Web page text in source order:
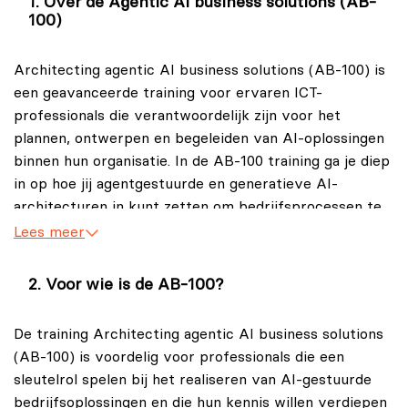
100)
Architecting agentic AI business solutions (AB-100) is
een geavanceerde training voor ervaren ICT-
professionals die verantwoordelijk zijn voor het
plannen, ontwerpen en begeleiden van AI-oplossingen
binnen hun organisatie. In de AB-100 training ga je diep
in op hoe jij agentgestuurde en generatieve AI-
architecturen in kunt zetten om bedrijfsprocessen te
verbeteren en te innoveren.
business solutions (AB-100) niet alleen hoe AI-
architectuurkeuzes kunt maken, hoe jij governance-
principes toe kunt passen, hoe jij
kosten-/batenanalyses uit kunt voeren en hoe jij de
levenscyclus van AI-oplossingen kunt beheren.
Lees meer
Voor wie is de AB-100?
De training Architecting agentic AI business solutions
(AB-100) is voordelig voor professionals die een
sleutelrol spelen bij het realiseren van AI-gestuurde
bedrijfsoplossingen en die hun kennis willen verdiepen